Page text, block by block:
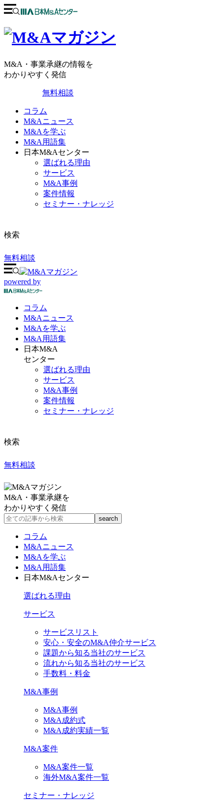
M&A・事業承継の情報を
わかりやすく発信
無料相談
コラム
M&Aニュース
M&Aを学ぶ
M&A用語集
日本M&Aセンター
選ばれる理由
サービス
M&A事例
案件情報
セミナー・ナレッジ
検索
無料相談
powered by
コラム
M&Aニュース
M&Aを学ぶ
M&A 用語集
日本M&A
センター
選ばれる理由
サービス
M&A事例
案件情報
セミナー・ナレッジ
検索
無料相談
M&A・事業承継を
わかりやすく発信
コラム
M&Aニュース
M&Aを学ぶ
M&A用語集
日本M&Aセンター
選ばれる理由
サービス
サービスリスト
安心・安全のM&A仲介サービス
課題から知る当社のサービス
流れから知る当社のサービス
手数料・料金
M&A事例
M&A事例
M&A成約式
M&A成約実績一覧
M&A案件
M&A案件一覧
海外M&A案件一覧
セミナー・ナレッジ